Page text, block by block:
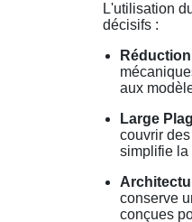
L'utilisation
décisifs :
aux
Large
couvrir
simplifie la
conserve
conçues